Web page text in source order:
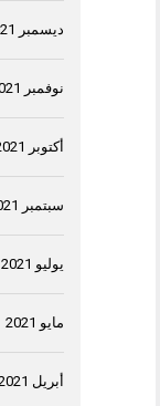
ديسمبر 2021
نوفمبر 2021
أكتوبر 2021
سبتمبر 2021
يوليو 2021
مايو 2021
أبريل 2021